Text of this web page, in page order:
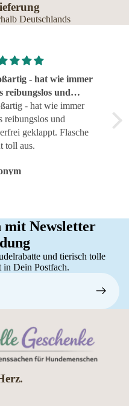
Deutschlands
- hat wie immer
reibungslos und
geklappt
- hat wie immer
reibungslos und
geklappt. Flasche
toll aus.
mit Newsletter
und tierisch tolle
in Dein Postfach.